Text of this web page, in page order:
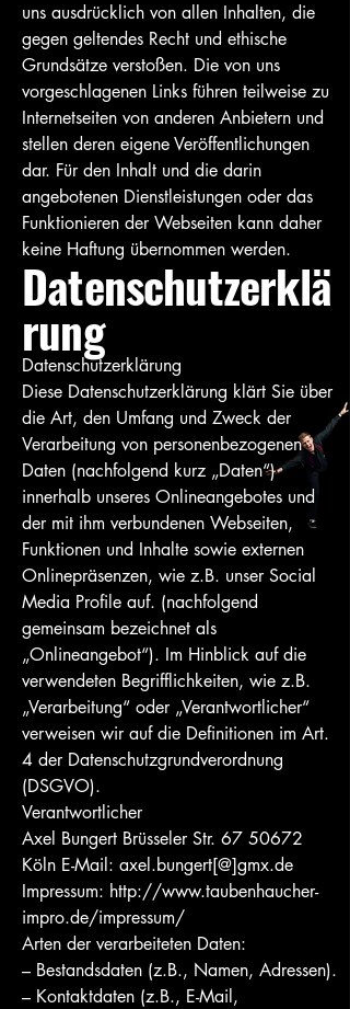
uns ausdrücklich von allen Inhalten, die
gegen geltendes Recht und ethische
Grundsätze verstoßen. Die von uns
vorgeschlagenen Links führen teilweise zu
Internetseiten von anderen Anbietern und
stellen deren eigene Veröffentlichungen
dar. Für den Inhalt und die darin
angebotenen Dienstleistungen oder das
Funktionieren der Webseiten kann daher
keine Haftung übernommen werden.
Datenschutzerklä
rung
Datenschutzerklärung
Diese Datenschutzerklärung klärt Sie über
die Art, den Umfang und Zweck der
Verarbeitung von personenbezogenen
Daten (nachfolgend kurz „Daten“)
innerhalb unseres Onlineangebotes und
der mit ihm verbundenen Webseiten,
Funktionen und Inhalte sowie externen
Onlinepräsenzen, wie z.B. unser Social
Media Profile auf. (nachfolgend
gemeinsam bezeichnet als
„Onlineangebot“). Im Hinblick auf die
verwendeten Begrifflichkeiten, wie z.B.
„Verarbeitung“ oder „Verantwortlicher“
verweisen wir auf die Definitionen im Art.
4 der Datenschutzgrundverordnung
(DSGVO).
Verantwortlicher
Axel Bungert Brüsseler Str. 67 50672
Köln E-Mail: axel.bungert[@]gmx.de
Impressum: http://www.taubenhaucher-
impro.de/impressum/
Arten der verarbeiteten Daten:
– Bestandsdaten (z.B., Namen, Adressen).
– Kontaktdaten (z.B., E-Mail,